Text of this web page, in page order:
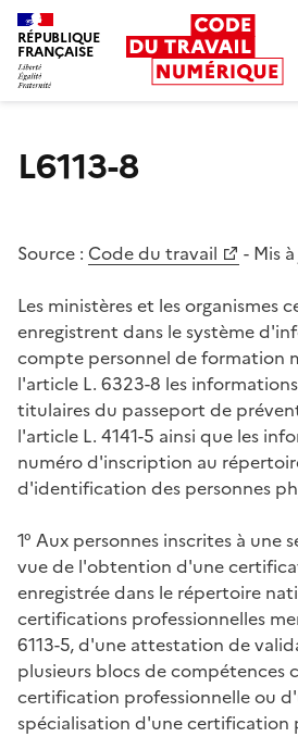
RÉPUBLIQUE
FRANÇAISE
L6113-8
Source : Code du travail - Mis
Les ministères et les organismes
enregistrent dans le système
compte personnel de formation
l'article L. 6323-8 les
titulaires du passeport de
l'article L. 4141-5 ainsi que les
numéro d'inscription au
d'identification des personnes
1° Aux personnes inscrites à une
vue de l'obtention d'une
enregistrée dans le répertoire
certifications professionnelles
6113-5, d'une attestation de
plusieurs blocs de
certification professionnelle ou
spécialisation d'une certification